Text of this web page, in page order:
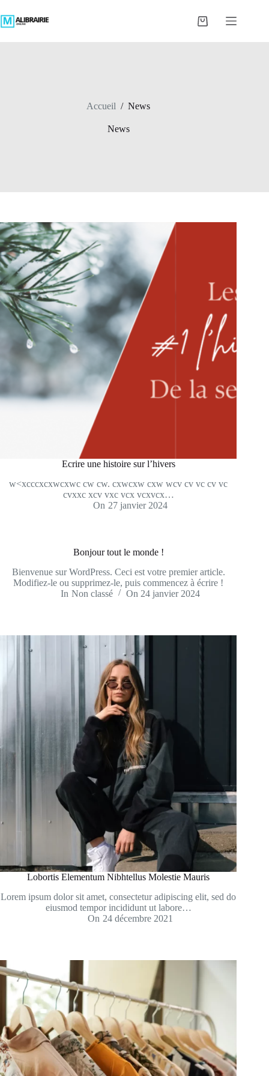
au
contenu
Panier
Accueil / News
News
Ecrire une histoire sur l’hivers
w<xcccxcxwcxwc cw cw. cxwcxw cxw wcv cv vc cv vc
cvxxc xcv vxc vcx vcxvcx…
On 27 janvier 2024
Bonjour tout le monde !
Bienvenue sur WordPress. Ceci est votre premier article.
Modifiez-le ou supprimez-le, puis commencez à écrire !
In Non classé On 24 janvier 2024
Lobortis Elementum Nibhtellus Molestie Mauris
Lorem ipsum dolor sit amet, consectetur adipiscing elit, sed do
eiusmod tempor incididunt ut labore…
On 24 décembre 2021